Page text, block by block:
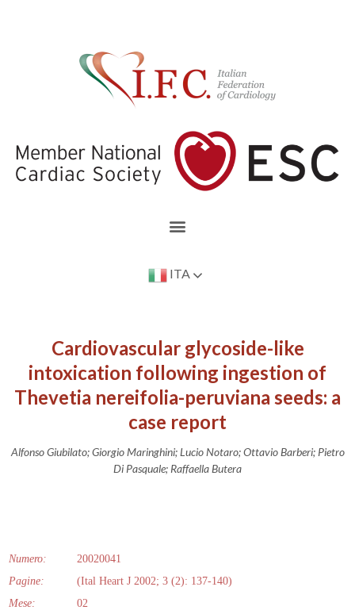
ITA
Cardiovascular glycoside-like
intoxication following ingestion of
Thevetia nereifolia-peruviana seeds: a
case report
Alfonso Giubilato; Giorgio Maringhini; Lucio Notaro; Ottavio Barberi; Pietro
Di Pasquale; Raffaella Butera
Numero:
20020041
Pagine:
(Ital Heart J 2002; 3 (2): 137-140)
Mese:
02